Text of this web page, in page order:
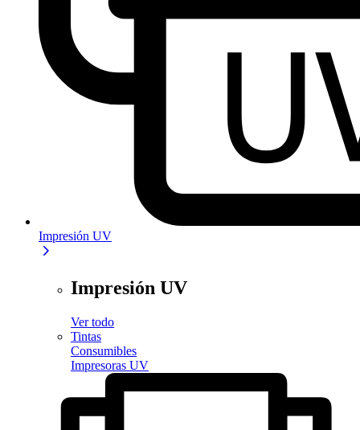
Impresión UV
Impresión UV
Ver todo
Tintas
Consumibles
Impresoras UV